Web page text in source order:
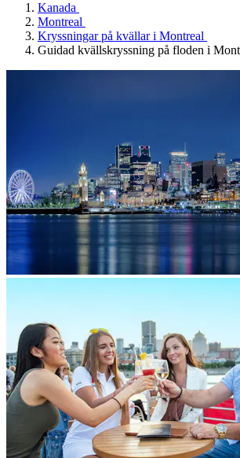
Kanada
Montreal
Kryssningar på kvällar i Montreal
Guidad kvällskryssning på floden i